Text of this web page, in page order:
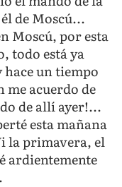
de Moscú...
Moscú, por esta
todo está ya
un tiempo
me acuerdo de
de allí ayer!...
esta mañana
la primavera, el
ardientemente